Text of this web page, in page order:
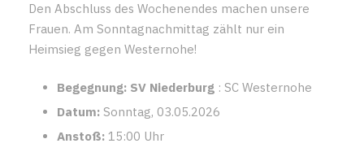
Den Abschluss des Wochenendes machen unsere
Frauen. Am Sonntagnachmittag zählt nur ein
Heimsieg gegen Westernohe!
Begegnung: SV Niederburg : SC Westernohe
Datum: Sonntag, 03.05.2026
Anstoß: 15:00 Uhr